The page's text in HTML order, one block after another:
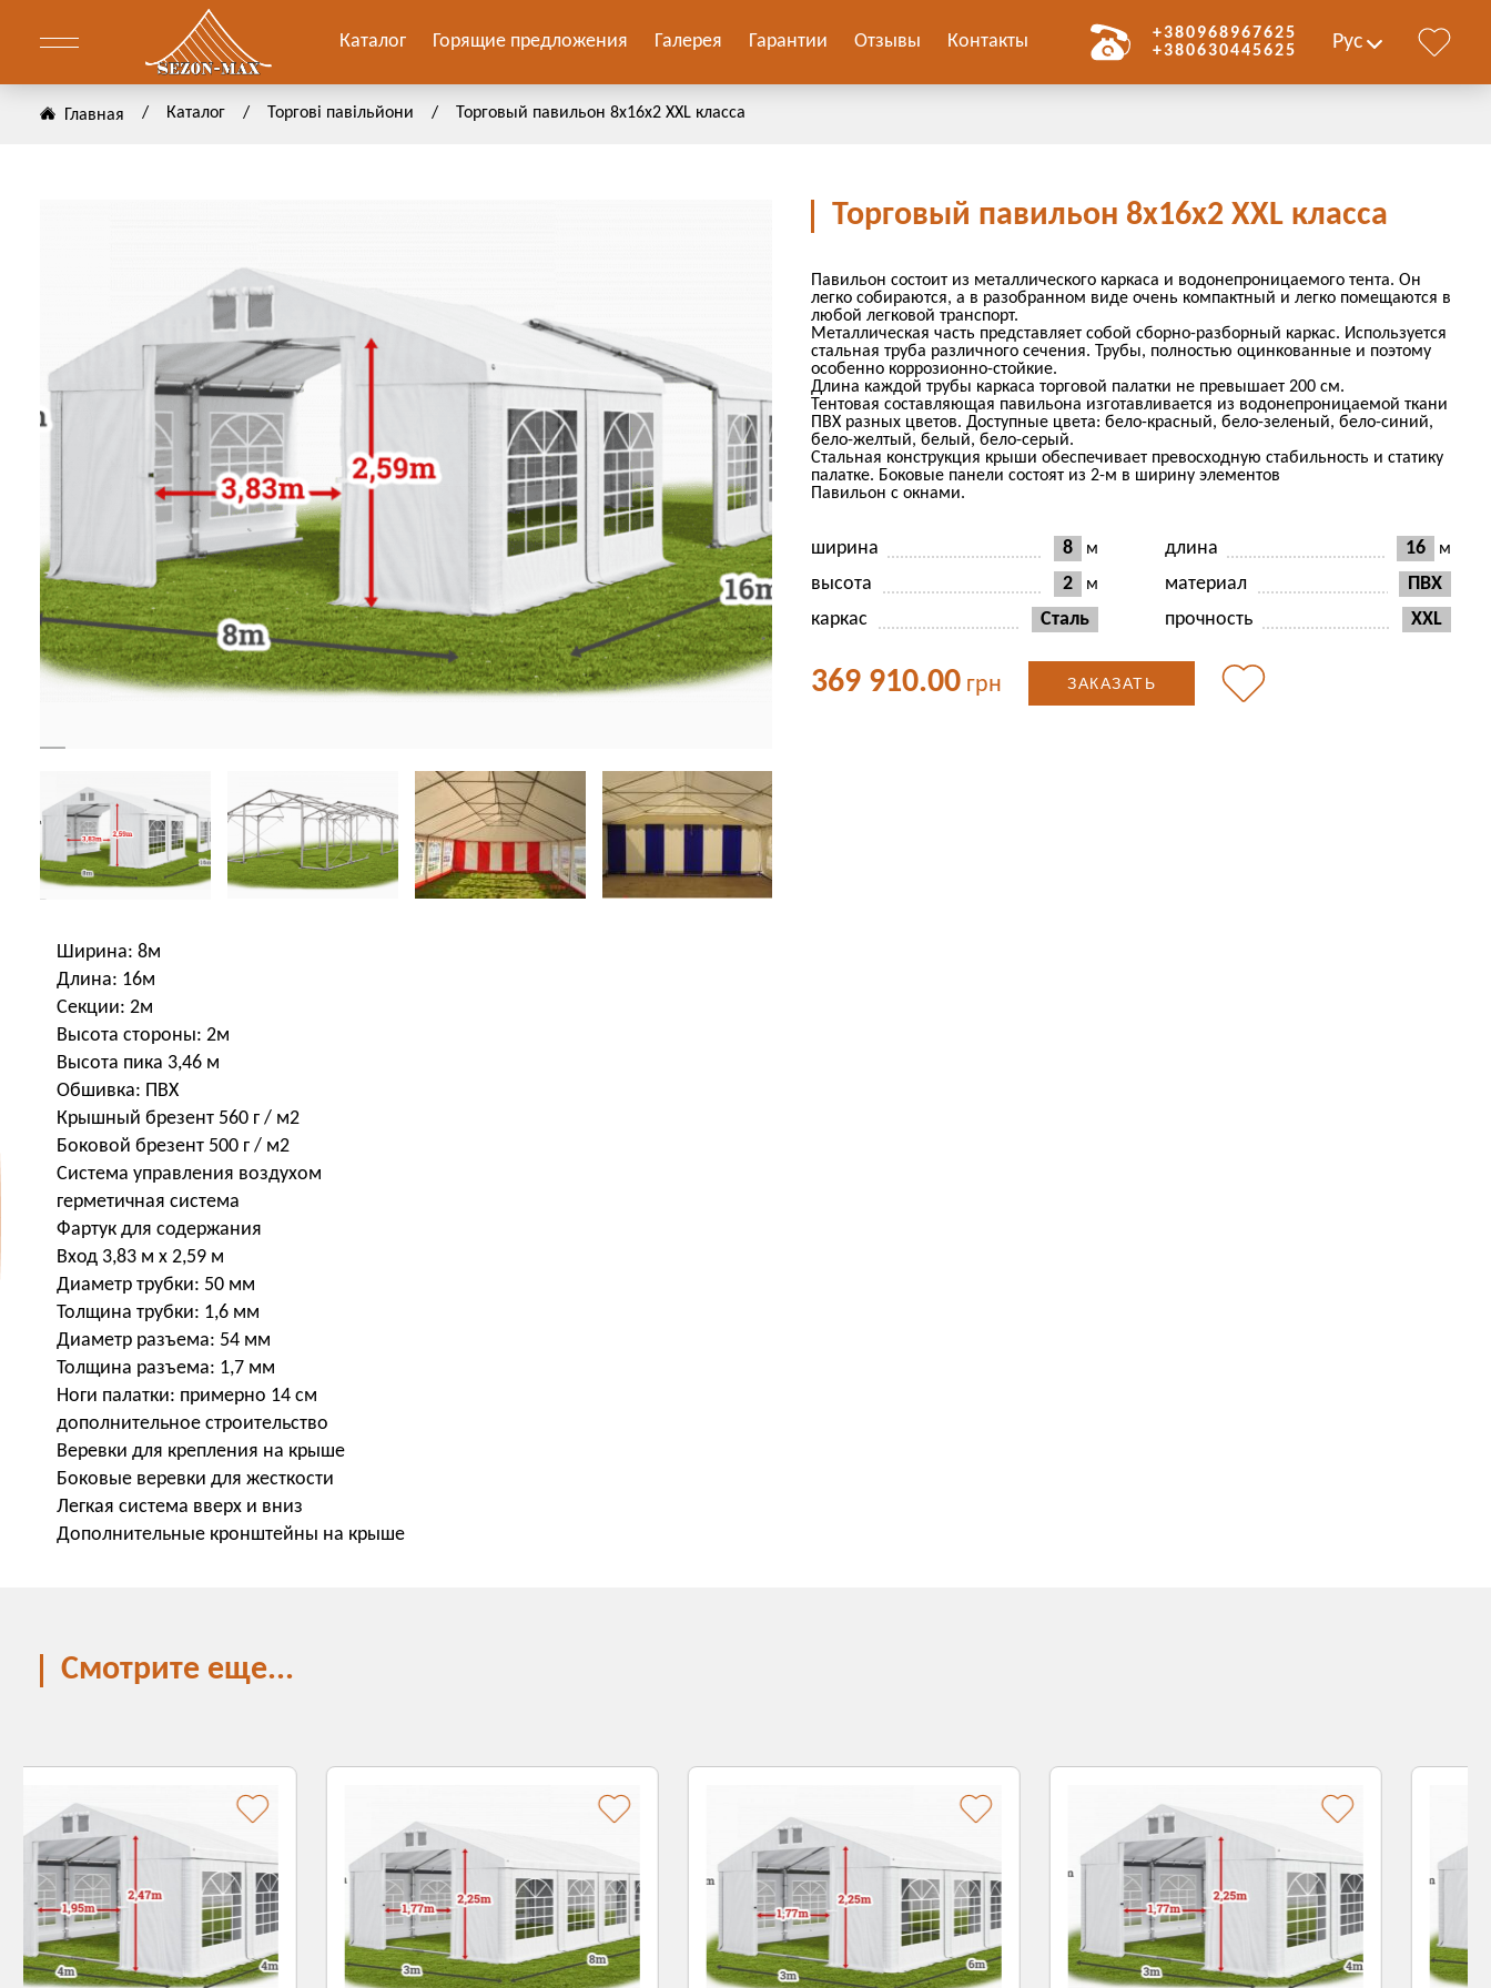
Каталог Горящие предложения Галерея Гарантии Отзывы Контакты
+380968967625
+380630445625
Рус
Главная / Каталог / Торгові павільйони / Торговый павильон 8х16х2 ХХL класса
Торговый павильон 8х16х2 ХХL класса
Павильон состоит из металлического каркаса и водонепроницаемого тента. Он
легко собираются, а в разобранном виде очень компактный и легко помещаются в
любой легковой транспорт.
Металлическая часть представляет собой сборно-разборный каркас. Используется
стальная труба различного сечения. Трубы, полностью оцинкованные и поэтому
особенно коррозионно-стойкие.
Длина каждой трубы каркаса торговой палатки не превышает 200 см.
Тентовая составляющая павильона изготавливается из водонепроницаемой ткани
ПВХ разных цветов. Доступные цвета: бело-красный, бело-зеленый, бело-синий,
бело-желтый, белый, бело-серый.
Стальная конструкция крыши обеспечивает превосходную стабильность и статику
палатке. Боковые панели состоят из 2-м в ширину элементов
Павильон с окнами.
ширина 8 м длина 16 м
высота 2 м материал
ПВХ
каркас
Сталь прочность XXL
369 910.00 грн ЗАКАЗАТЬ
Ширина: 8м
Длина: 16м
Секции: 2м
Высота стороны: 2м
Высота пика 3,46 м
Обшивка: ПВХ
Крышный брезент 560 г / м2
Боковой брезент 500 г / м2
Система управления воздухом
герметичная система
Фартук для содержания
Вход 3,83 м x 2,59 м
Диаметр трубки: 50 мм
Толщина трубки: 1,6 мм
Диаметр разъема: 54 мм
Толщина разъема: 1,7 мм
Ноги палатки: примерно 14 см
дополнительное строительство
Веревки для крепления на крыше
Боковые веревки для жесткости
Легкая система вверх и вниз
Дополнительные кронштейны на крыше
Смотрите еще...